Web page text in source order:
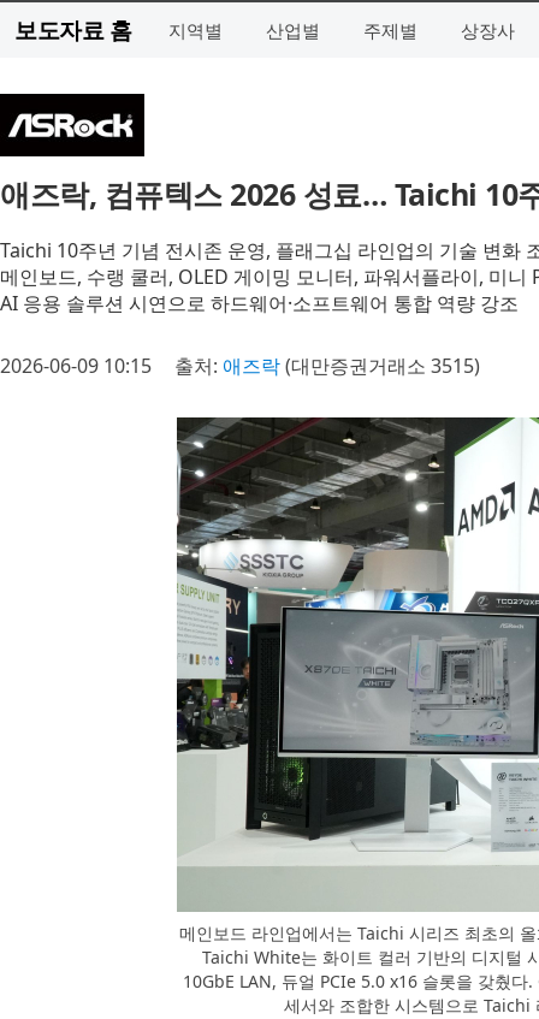
보도자료 홈 지역별 산업별 주제별 상장사
애즈락, 컴퓨텍스 2026 성료… Taichi 10
Taichi 10주년 기념 전시존 운영, 플래그십 라인업의 기술 변화
메인보드, 수랭 쿨러, OLED 게이밍 모니터, 파워서플라이, 미니
AI 응용 솔루션 시연으로 하드웨어·소프트웨어 통합 역량 강조
2026-06-09 10:15 출처: 애즈락(대만증권거래소 3515)
메인보드 라인업에서는 Taichi 시리즈 최초의
Taichi White는 화이트 컬러 기반의 디지털
10GbE LAN, 듀얼 PCIe 5.0 x16 슬롯을 갖췄
세서와 조합한 시스템으로 Taichi